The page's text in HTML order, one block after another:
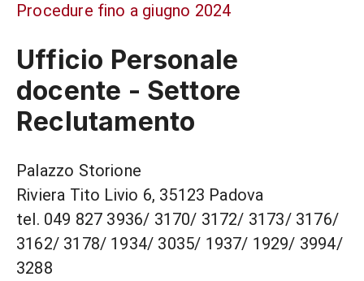
Procedure fino a giugno 2024
Ufficio Personale
docente - Settore
Reclutamento
Palazzo Storione
Riviera Tito Livio 6, 35123 Padova
tel. 049 827 3936/ 3170/ 3172/ 3173/ 3176/
3162/ 3178/ 1934/ 3035/ 1937/ 1929/ 3994/
3288